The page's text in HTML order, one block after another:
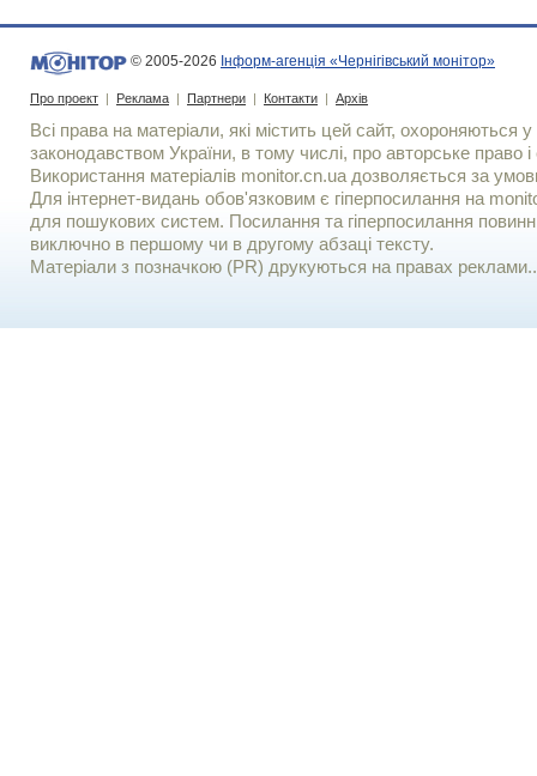
© 2005-2026 Інформ-агенція «Чернігівський монітор»
Про проект | Реклама | Партнери | Контакти | Архів
Всі права на матеріали, які містить цей сайт, охороняються у
законодавством України, в тому числі, про авторське право і
Використання матерiалiв monitor.cn.ua дозволяється за
Для iнтернет-видань обов'язковим є гiперпосилання на
для пошукових систем. Посилання та гіперпосилання
виключно в першому чи в другому абзаці тексту.
Матеріали з позначкою (PR) друкуються на правах реклами..